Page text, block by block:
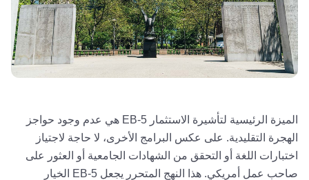
الميزة الرئيسية لتأشيرة الاستثمار EB-5 هي عدم وجود حواجز
الهجرة التقليدية. على عكس البرامج الأخرى، لا حاجة لاجتياز
اختبارات اللغة أو التحقق من الشهادات الجامعية أو العثور على
صاحب عمل أمريكي. هذا النهج المتحرر يجعل EB-5 الخيار